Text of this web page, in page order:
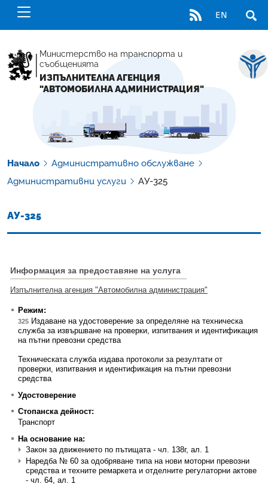
RSS EN
Министерство на транспорта и
съобщенията
ИЗПЪЛНИТЕЛНА АГЕНЦИЯ
"АВТОМОБИЛНА АДМИНИСТРАЦИЯ"
Начало
Административно обслужване
Административни услуги
АУ-325
АУ-325